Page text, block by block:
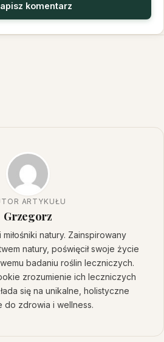
komentarz
ARTYKUŁU
Grzegorz
natury. Zainspirowany
natury, poświęcił swoje życie
badaniu roślin leczniczych.
zrozumienie ich leczniczych
się na unikalne, holistyczne
do zdrowia i wellness.